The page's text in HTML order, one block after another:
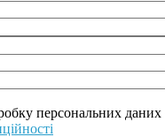
персональних даних